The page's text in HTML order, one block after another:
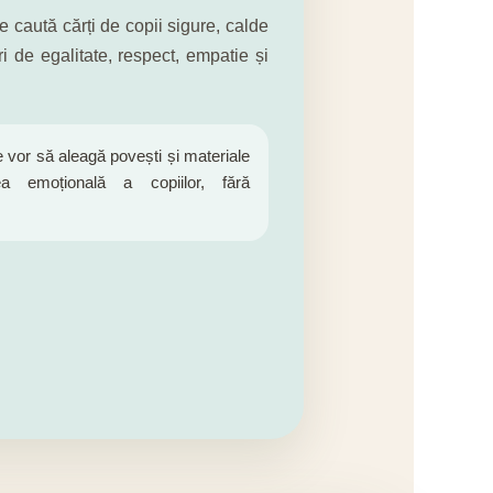
caută cărți de copii sigure, calde
de egalitate, respect, empatie și
să aleagă povești și materiale
emoțională a copiilor, fără